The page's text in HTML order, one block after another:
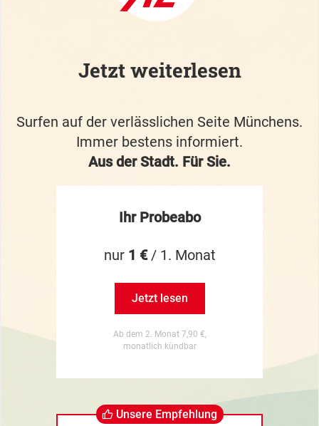
Jetzt weiterlesen
Surfen auf der verlässlichen Seite Münchens.
Immer bestens informiert.
Aus der Stadt. Für Sie.
Ihr Probeabo
nur 1 €/ 1. Monat
Jetzt lesen
Ab dem 2. Monat 7,90 €,
monatlich kündbar
Unsere Empfehlung